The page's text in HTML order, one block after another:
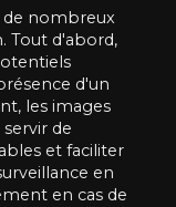
de nombreux
Tout d'abord,
d'un
les images
de
et faciliter
en
en cas de